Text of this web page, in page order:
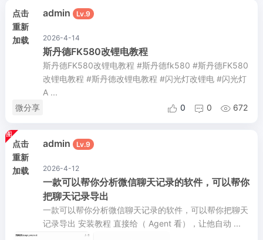
点击
重新
加载
admin Lv.9
2026-4-14
斯丹德FK580改锂电教程
斯丹德FK580改锂电教程 #斯丹德fk580 #斯丹德FK580
改锂电教程 #斯丹德改锂电教程 #闪光灯改锂电 #闪光灯
A ...
微分享
 0  0  672
点击
重新
加载
admin Lv.9
2026-4-12
一款可以帮你分析微信聊天记录的软件，可以帮你
把聊天记录导出
一款可以帮你分析微信聊天记录的软件，可以帮你把聊天
记录导出 安装教程 直接给（ Agent 看），让他自动 ...